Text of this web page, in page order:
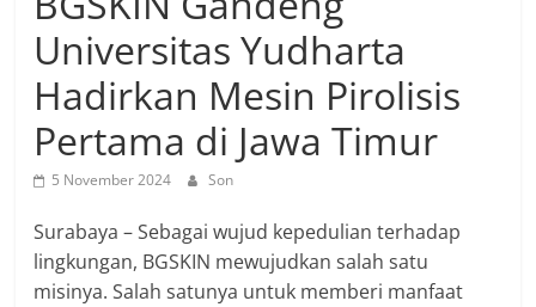
Universitas Yudharta
Hadirkan Mesin Pirolisis
Pertama di Jawa Timur
5 November 2024 Son
Surabaya – Sebagai wujud kepedulian terhadap
lingkungan, BGSKIN mewujudkan salah satu
misinya. Salah satunya untuk memberi manfaat